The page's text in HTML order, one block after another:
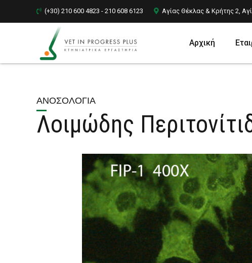
(+30) 210 600 4823 - 210 608 6123 Αγίας Θέκλας & Κρήτης 2,
Αρχική
ΑΝΟΣΟΛΟΓΊΑ
Λοιμώδης